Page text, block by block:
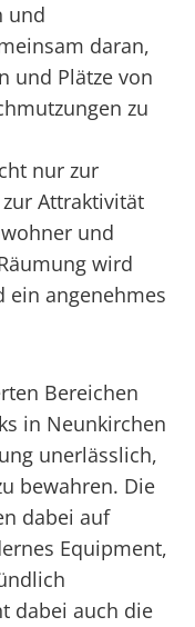
und
daran,
und Plätze von
zu
nur zur
Attraktivität
und
wird
ein angenehmes
Bereichen
in Neunkirchen
unerlässlich,
bewahren. Die
dabei auf
Equipment,
dabei auch die